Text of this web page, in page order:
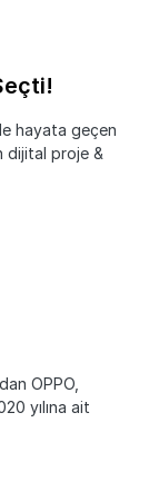
hayata geçen
dijital proje &
OPPO,
yılına ait